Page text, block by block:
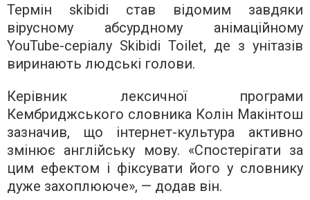
Термін skibidi став відомим завдяки
вірусному абсурдному анімаційному
YouTube-серіалу Skibidi Toilet, де з унітазів
виринають людські голови.
Керівник лексичної програми
Кембриджського словника Колін Макінтош
зазначив, що інтернет-культура активно
змінює англійську мову. «Спостерігати за
цим ефектом і фіксувати його у словнику
дуже захоплююче», — додав він.